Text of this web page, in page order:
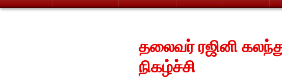
தலைவர் ரஜினி
நிகழ்ச்சி